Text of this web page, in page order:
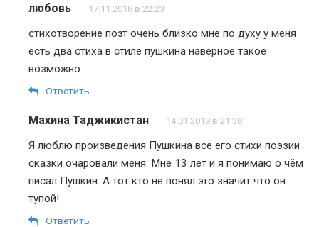
любовь 17.11.2018 в 22:23
стихотворение поэт очень близко мне по духу у меня
есть два стиха в стиле пушкина наверное такое
возможно
Ответить
Махина Таджикистан 14.01.2019 в 21:38
Я люблю произведения Пушкина все его стихи поэзии
сказки очаровали меня. Мне 13 лет и я понимаю о чём
писал Пушкин. А тот кто не понял это значит что он
тупой!
Ответить